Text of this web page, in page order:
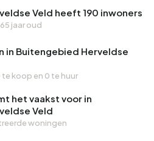
Veld heeft 190 inwoners
jaar oud
in Buitengebied Herveldse
te koop en 0 te huur
het vaakst voor in
Veld
woningen